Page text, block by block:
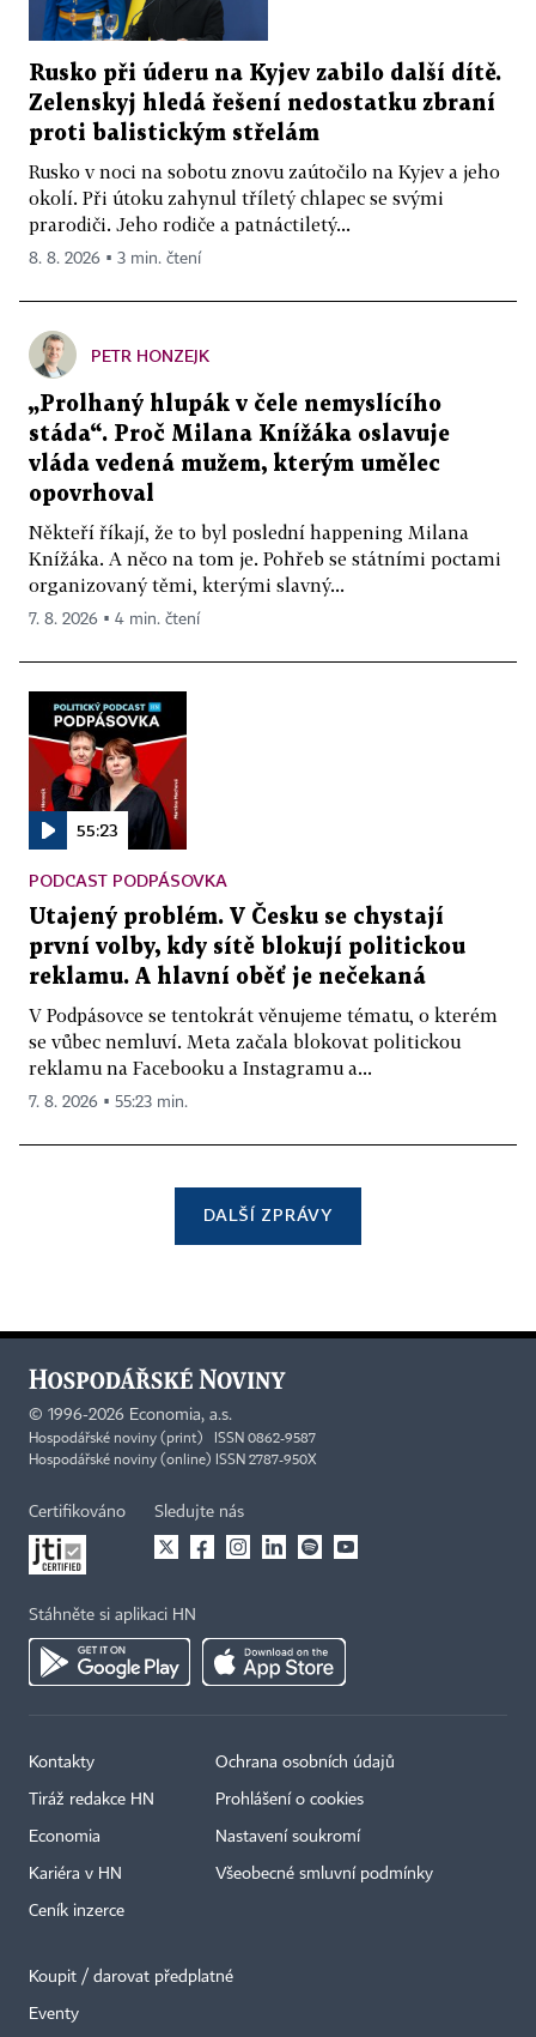
Rusko při úderu na Kyjev zabilo další dítě.
Zelenskyj hledá řešení nedostatku zbraní
proti balistickým střelám
Rusko v noci na sobotu znovu zaútočilo na Kyjev a jeho
okolí. Při útoku zahynul tříletý chlapec se svými
prarodiči. Jeho rodiče a patnáctiletý...
8. 8. 2026 ▪ 3 min. čtení
PETR HONZEJK
„Prolhaný hlupák v čele nemyslícího
stáda“. Proč Milana Knížáka oslavuje
vláda vedená mužem, kterým umělec
opovrhoval
Někteří říkají, že to byl poslední happening Milana
Knížáka. A něco na tom je. Pohřeb se státními poctami
organizovaný těmi, kterými slavný...
7. 8. 2026 ▪ 4 min. čtení
55:23
PODCAST PODPÁSOVKA
Utajený problém. V Česku se chystají
první volby, kdy sítě blokují politickou
reklamu. A hlavní oběť je nečekaná
V Podpásovce se tentokrát věnujeme tématu, o kterém
se vůbec nemluví. Meta začala blokovat politickou
reklamu na Facebooku a Instagramu a...
7. 8. 2026 ▪ 55:23 min.
DALŠÍ ZPRÁVY
© 1996-2026 Economia, a.s.
Hospodářské noviny (print) ISSN 0862-9587
Hospodářské noviny (online) ISSN 2787-950X
Certifikováno Sledujte nás
Stáhněte si aplikaci HN
Kontakty
Tiráž redakce HN
Economia
Kariéra v HN
Ceník inzerce
Ochrana osobních údajů
Prohlášení o cookies
Nastavení soukromí
Všeobecné smluvní podmínky
Koupit / darovat předplatné
Eventy